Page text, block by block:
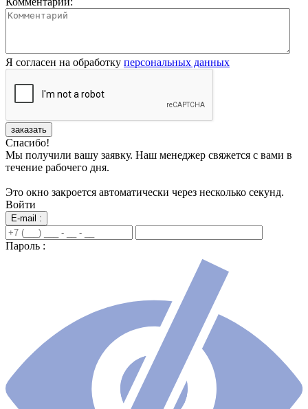
Я согласен на обработку персональных данных
заказать
Спасибо!
Мы получили вашу заявку. Наш менеджер свяжется с вами в
течение рабочего дня.
Это окно закроется автоматически через несколько секунд.
Войти
E-mail :
Пароль :